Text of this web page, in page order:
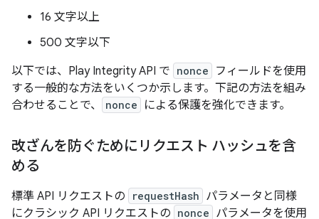
16 文字以上
500 文字以下
以下では、Play Integrity API で nonce
フィールドを使用
する一般的な方法をいくつか示します。下記の方法を組み
合わせることで、
nonce による保護を強化できます。
改ざんを防ぐためにリクエスト ハッシュを含
める
標準 API リクエストの requestHash パラメータと同様
にクラシック API リクエストの nonce パラメータを使用